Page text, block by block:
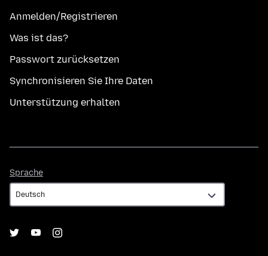
Anmelden/Registrieren
Was ist das?
Passwort zurücksetzen
Synchronisieren Sie Ihre Daten
Unterstützung erhalten
Sprache